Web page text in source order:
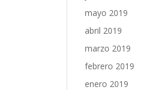
mayo 2019
abril 2019
marzo 2019
febrero 2019
enero 2019